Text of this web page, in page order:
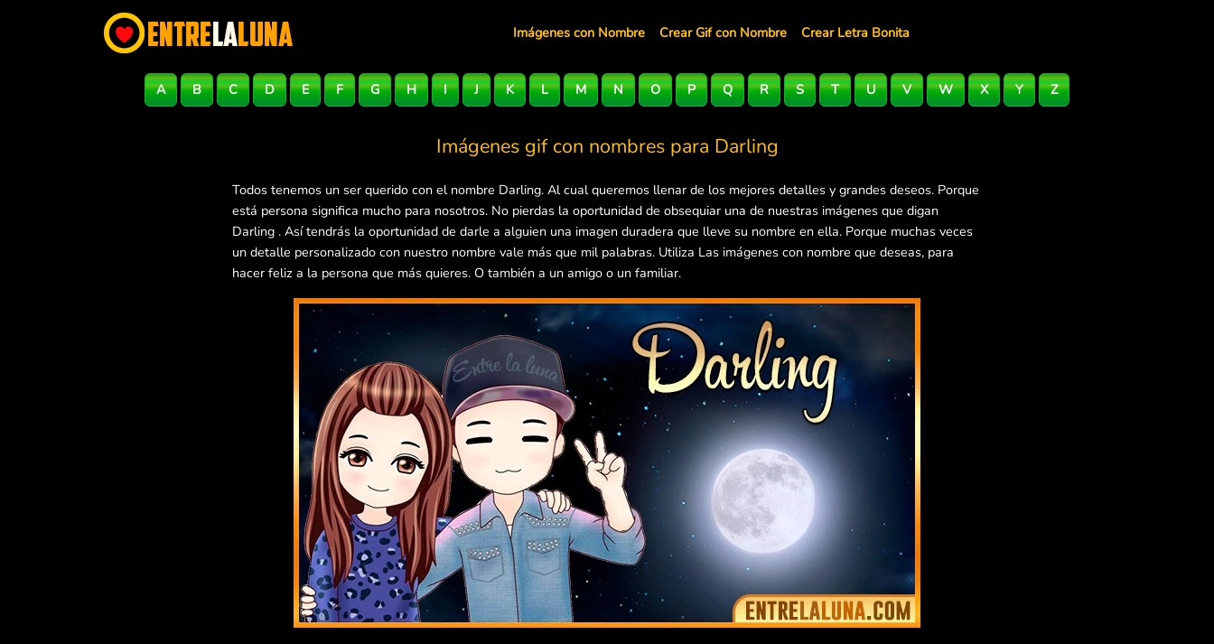
Imágenes con Nombre Crear Gif con Nombre Crear Letra Bonita
A B C D E F G H I J K L M N O P Q R S T U V W X Y Z
Imágenes gif con nombres para Darling
Todos tenemos un ser querido con el nombre Darling. Al cual queremos llenar de los mejores detalles y grandes deseos. Porque
está persona significa mucho para nosotros. No pierdas la oportunidad de obsequiar una de nuestras imágenes que digan
Darling . Así tendrás la oportunidad de darle a alguien una imagen duradera que lleve su nombre en ella. Porque muchas veces
un detalle personalizado con nuestro nombre vale más que mil palabras. Utiliza Las imágenes con nombre que deseas, para
hacer feliz a la persona que más quieres. O también a un amigo o un familiar.